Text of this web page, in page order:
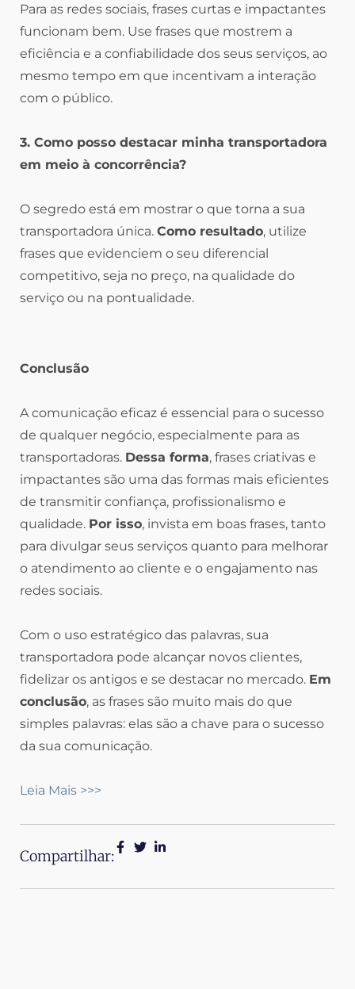
Para as redes sociais, frases curtas e impactantes
funcionam bem. Use frases que mostrem a
eficiência e a confiabilidade dos seus serviços, ao
mesmo tempo em que incentivam a interação
com o público.
3. Como posso destacar minha transportadora
em meio à concorrência?
O segredo está em mostrar o que torna a sua
transportadora única. Como resultado, utilize
frases que evidenciem o seu diferencial
competitivo, seja no preço, na qualidade do
serviço ou na pontualidade.
Conclusão
A comunicação eficaz é essencial para o sucesso
de qualquer negócio, especialmente para as
transportadoras. Dessa forma, frases criativas e
impactantes são uma das formas mais eficientes
de transmitir confiança, profissionalismo e
qualidade. Por isso, invista em boas frases, tanto
para divulgar seus serviços quanto para melhorar
o atendimento ao cliente e o engajamento nas
redes sociais.
Com o uso estratégico das palavras, sua
transportadora pode alcançar novos clientes,
fidelizar os antigos e se destacar no mercado. Em
conclusão, as frases são muito mais do que
simples palavras: elas são a chave para o sucesso
da sua comunicação.
Leia Mais >>>
Compartilhar: